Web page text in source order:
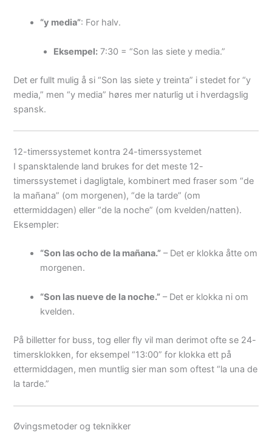
“y media”: For halv.
Eksempel: 7:30 = “Son las siete y media.”
Det er fullt mulig å si “Son las siete y treinta” i stedet for “y
media,” men “y media” høres mer naturlig ut i hverdagslig
spansk.
12-timerssystemet kontra 24-timerssystemet
I spansktalende land brukes for det meste 12-
timerssystemet i dagligtale, kombinert med fraser som “de
la mañana” (om morgenen), “de la tarde” (om
ettermiddagen) eller “de la noche” (om kvelden/natten).
Eksempler:
“Son las ocho de la mañana.” – Det er klokka åtte om
morgenen.
“Son las nueve de la noche.” – Det er klokka ni om
kvelden.
På billetter for buss, tog eller fly vil man derimot ofte se 24-
timersklokken, for eksempel “13:00” for klokka ett på
ettermiddagen, men muntlig sier man som oftest “la una de
la tarde.”
Øvingsmetoder og teknikker